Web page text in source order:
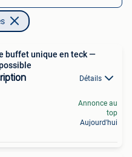
buffet unique en teck —
Détails
Annonce au
top
Aujourd'hui